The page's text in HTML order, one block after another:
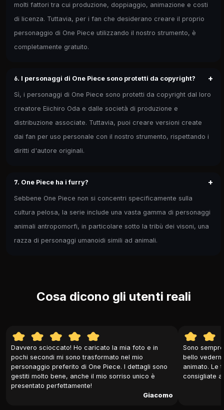
molti fattori tra cui produzione, doppiaggio, animazione e costi
di licenza. Tuttavia, per i fan che desiderano creare il proprio
personaggio di One Piece utilizzando il nostro strumento, è
completamente gratuito.
6. I personaggi di One Piece sono protetti da copyright? +
Sì, i personaggi di One Piece sono protetti da copyright dal loro
creatore Eiichiro Oda e dalle società di produzione e
distribuzione associate. Tuttavia, puoi creare versioni create
dai fan per uso personale con il nostro strumento, rispettando i
diritti d'autore originali.
7. One Piece ha i furry? +
Sebbene One Piece non si concentri specificamente sulla
cultura pelosa, la serie include una vasta gamma di personaggi
animali antropomorfi, in particolare sotto la tribù dei visoni, una
razza di personaggi umanoidi simili ad animali.
Cosa dicono gli utenti reali
Davvero scioccato! Ho caricato la mia foto e in
pochi secondi mi sono trasformato nel mio
personaggio preferito di One Piece. I dettagli sono
gestiti molto bene, anche il mio sorriso unico è
presentato perfettamente!
Giacomo
Sono
bello
animato. Le
consigliate a